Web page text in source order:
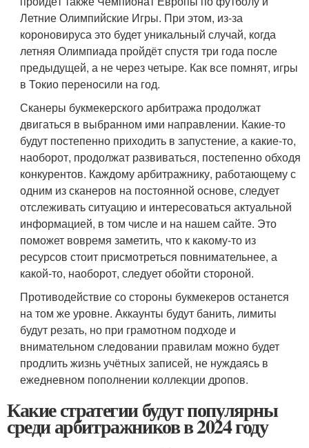
Летние Олимпийские Игры. При этом, из-за
короновируса это будет уникальный случай, когда
летняя Олимпиада пройдёт спустя три года после
предыдущей, а не через четыре. Как все помнят, игры
в Токио переносили на год.
Сканеры букмекерского арбитража продолжат
двигаться в выбранном ими направлении. Какие-то
будут постепенно приходить в запустение, а какие-то,
наоборот, продолжат развиваться, постепенно обходя
конкурентов. Каждому арбитражнику, работающему с
одним из сканеров на постоянной основе, следует
отслеживать ситуацию и интересоваться актуальной
информацией, в том числе и на нашем сайте. Это
поможет вовремя заметить, что к какому-то из
ресурсов стоит присмотреться повнимательнее, а
какой-то, наоборот, следует обойти стороной.
Противодействие со стороны букмекеров останется
на том же уровне. Аккаунты будут банить, лимиты
будут резать, но при грамотном подходе и
внимательном следовании правилам можно будет
продлить жизнь учётных записей, не нуждаясь в
ежедневном пополнении коллекции дропов.
Какие стратегии будут популярны
среди арбитражников в 2024 году